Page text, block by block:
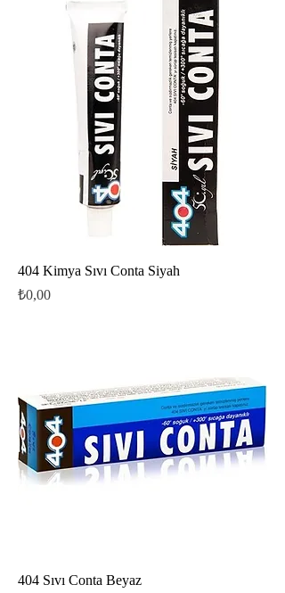
404 Kimya Sıvı Conta Siyah
Fiyat
₺0,00
404 Sıvı Conta Beyaz